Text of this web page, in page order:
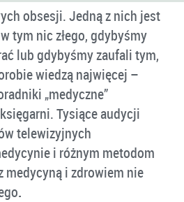
obsesji. Jedną z nich jest
tym nic złego, gdybyśmy
lub gdybyśmy zaufali tym,
wiedzą najwięcej –
„medyczne”
Tysiące audycji
telewizyjnych
i różnym metodom
medycyną i zdrowiem nie
.